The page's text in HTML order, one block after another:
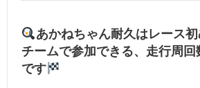
あかねちゃん耐久はレース
チームで参加できる、 走行周回
です